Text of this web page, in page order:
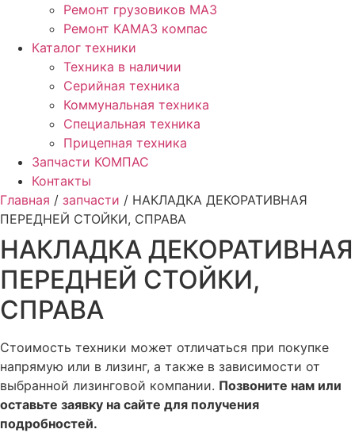
Ремонт грузовиков МАЗ
Ремонт КАМАЗ компас
Каталог техники
Техника в наличии
Серийная техника
Коммунальная техника
Специальная техника
Прицепная техника
Запчасти КОМПАС
Контакты
Главная / запчасти / НАКЛАДКА ДЕКОРАТИВНАЯ
ПЕРЕДНЕЙ СТОЙКИ, СПРАВА
НАКЛАДКА ДЕКОРАТИВНАЯ
ПЕРЕДНЕЙ СТОЙКИ,
СПРАВА
Стоимость техники может отличаться при покупке
напрямую или в лизинг, а также в зависимости от
выбранной лизинговой компании. Позвоните нам или
оставьте заявку на сайте для получения
подробностей.